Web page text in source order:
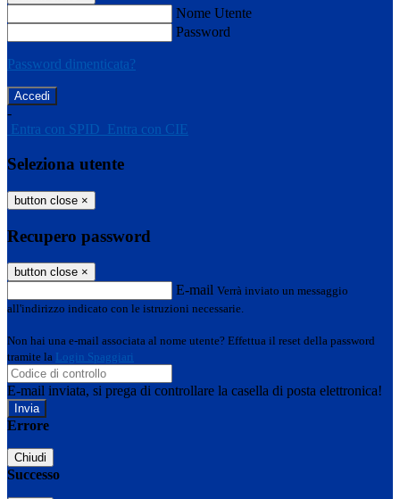
Nome Utente
Password
Password dimenticata?
-
Entra con SPID Entra con CIE
Seleziona utente
button close ×
Recupero password
button close ×
E-mail Verrà inviato un messaggio
all'indirizzo indicato con le istruzioni necessarie.
Non hai una e-mail associata al nome utente? Effettua il reset della password
tramite la Login Spaggiari
E-mail inviata, si prega di controllare la casella di posta elettronica!
Errore
Chiudi
Successo